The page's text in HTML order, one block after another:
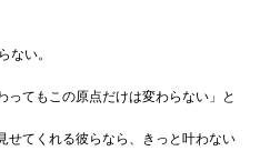
ない。
ってもこの原点だけは変わらない」と
せてくれる彼らなら、きっと叶わない